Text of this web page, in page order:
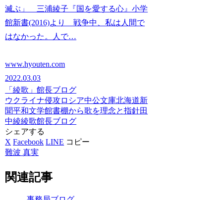
滅ぶ」 三浦綾子『国を愛する心』小学
館新書(2016)より 戦争中、私は人間で
はなかった。人で…
www.hyouten.com
2022.03.03
「綾歌」館長ブログ
ウクライナ侵攻ロシア中公文庫北海道新
聞平和文学館書棚から歌を理念と指針田
中綾綾歌館長ブログ
シェアする
X Facebook LINE コピー
難波 真実
関連記事